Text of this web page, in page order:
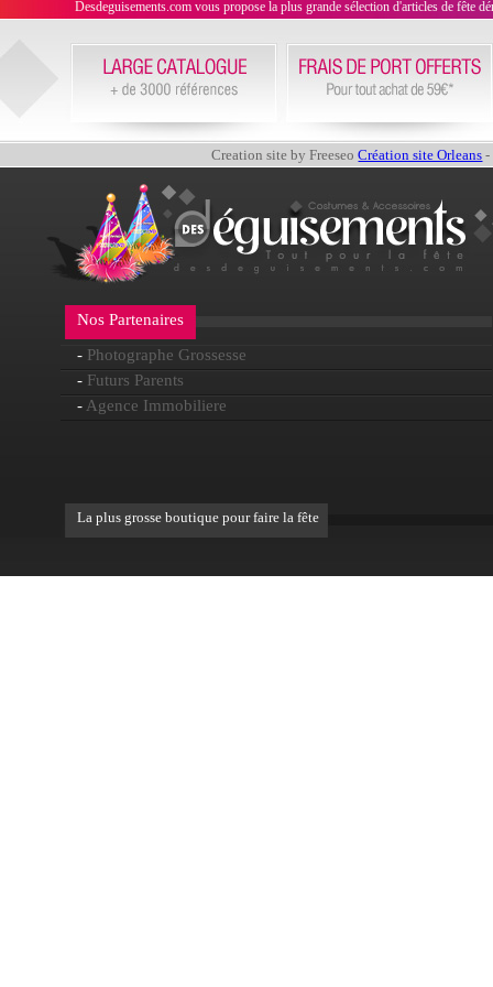
Desdeguisements.com vous propose la plus grande sélection d'articles de fête
Creation site by FreeseoCréation site Orleans -
Nos Partenaires
- Photographe Grossesse
- Futurs Parents
- Agence Immobiliere
La plus grosse boutique pour faire la fête